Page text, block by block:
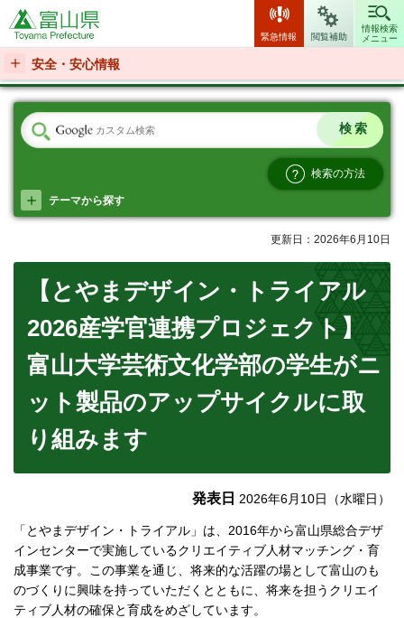
富山県
緊急情報 閲覧補助
情報検索
メニュー
安全・安心情報
検索の方法
テーマから探す
更新日：2026年6月10日
【とやまデザイン・トライアル
2026産学官連携プロジェクト】
富山大学芸術文化学部の学生がニ
ット製品のアップサイクルに取
り組みます
発表日 2026年6月10日（水曜日）
「とやまデザイン・トライアル」は、2016年から富山県総合デザ
インセンターで実施しているクリエイティブ人材マッチング・育
成事業です。この事業を通じ、将来的な活躍の場として富山のも
のづくりに興味を持っていただくとともに、将来を担うクリエイ
ティブ人材の確保と育成をめざしています。